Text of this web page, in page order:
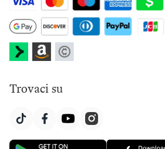
Trovaci su